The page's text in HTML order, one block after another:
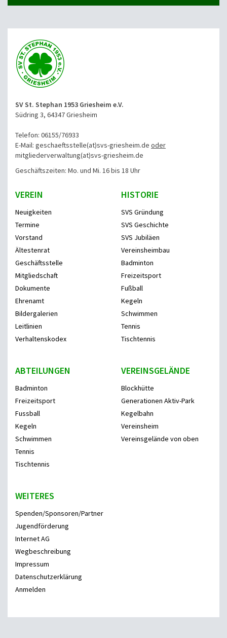
SV St. Stephan 1953 Griesheim e.V.
Südring 3, 64347 Griesheim
Telefon: 06155/76933
E-Mail: geschaeftsstelle(at)svs-griesheim.de oder
mitgliederverwaltung(at)svs-griesheim.de
Geschäftszeiten: Mo. und Mi. 16 bis 18 Uhr
VEREIN
Neuigkeiten
Termine
Vorstand
Ältestenrat
Geschäftsstelle
Mitgliedschaft
Dokumente
Ehrenamt
Bildergalerien
Leitlinien
Verhaltenskodex
HISTORIE
SVS Gründung
SVS Geschichte
SVS Jubiläen
Vereinsheimbau
Badminton
Freizeitsport
Fußball
Kegeln
Schwimmen
Tennis
Tischtennis
ABTEILUNGEN
Badminton
Freizeitsport
Fussball
Kegeln
Schwimmen
Tennis
Tischtennis
VEREINSGELÄNDE
Blockhütte
Generationen Aktiv-Park
Kegelbahn
Vereinsheim
Vereinsgelände von oben
WEITERES
Spenden/Sponsoren/Partner
Jugendförderung
Internet AG
Wegbeschreibung
Impressum
Datenschutzerklärung
Anmelden